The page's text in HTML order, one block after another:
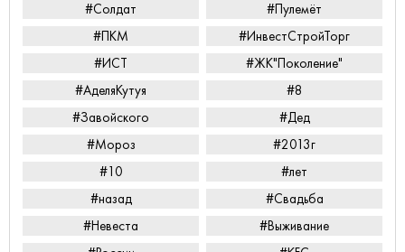
#Солдат
#Пулемёт
#ПКМ
#ИнвестСтройТорг
#ИСТ
#ЖК"Поколение"
#АделяКутуя
#8
#Завойского
#Дед
#Мороз
#2013г
#10
#лет
#назад
#Свадьба
#Невеста
#Выживание